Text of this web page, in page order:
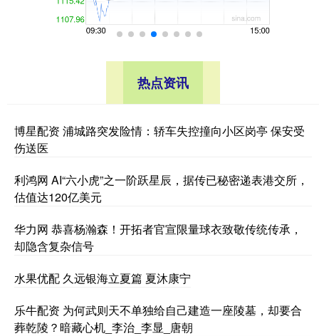
热点资讯
博星配资 浦城路突发险情：轿车失控撞向小区岗亭 保安受
伤送医
利鸿网 AI“六小虎”之一阶跃星辰，据传已秘密递表港交所，
估值达120亿美元
华力网 恭喜杨瀚森！开拓者官宣限量球衣致敬传统传承，
却隐含复杂信号
水果优配 久远银海立夏篇 夏沐康宁
乐牛配资 为何武则天不单独给自己建造一座陵墓，却要合
葬乾陵？暗藏心机_李治_李显_唐朝